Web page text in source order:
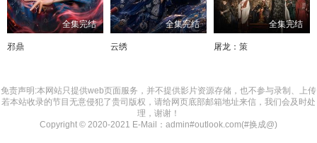
全集完结
邪鼎
全集完结
云绣
全集完结
屠龙：策
免责声明:本网站只提供web页面服务，并不提供影片资源存储，也不参与录制、上传
若本站收录的节目无意侵犯了贵司版权，请给网页底部邮箱地址来信，我们会及时处
理，谢谢！
Copyright © 2020-2021 E-Mail：admin#outlook.com(#换成@)